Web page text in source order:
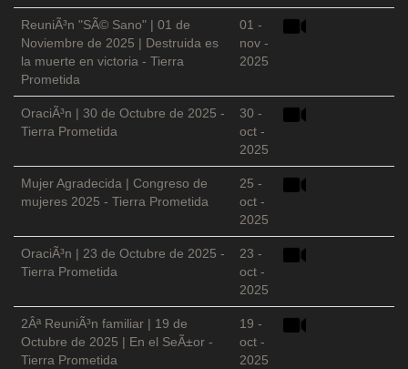
ReuniÃ³n "SÃ© Sano" | 01 de
Noviembre de 2025 | Destruida es
la muerte en victoria - Tierra
Prometida
01 -
nov -
2025
OraciÃ³n | 30 de Octubre de 2025 -
Tierra Prometida
30 -
oct -
2025
Mujer Agradecida | Congreso de
mujeres 2025 - Tierra Prometida
25 -
oct -
2025
OraciÃ³n | 23 de Octubre de 2025 -
Tierra Prometida
23 -
oct -
2025
2Âª ReuniÃ³n familiar | 19 de
Octubre de 2025 | En el SeÃ±or -
Tierra Prometida
19 -
oct -
2025